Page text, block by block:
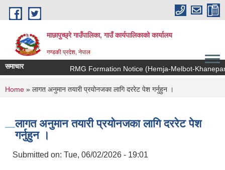
Skip to main content
माछापुच्छ्रे गाउँपालिका, गाउँ कार्यपालिकाको कार्यालय
गण्डकी प्रदेश, नेपाल
समाचार RMG Formation Notice (Hemja-Melbot-Khanepani
You are here
Home » लागत अनुमान तयारी प्रयोनजका लागि दररेट पेश गर्नुहुन ।
लागत अनुमान तयारी प्रयोनजका लागि दररेट पेश
गर्नुहुन ।
Submitted on: Tue, 06/02/2026 - 19:01